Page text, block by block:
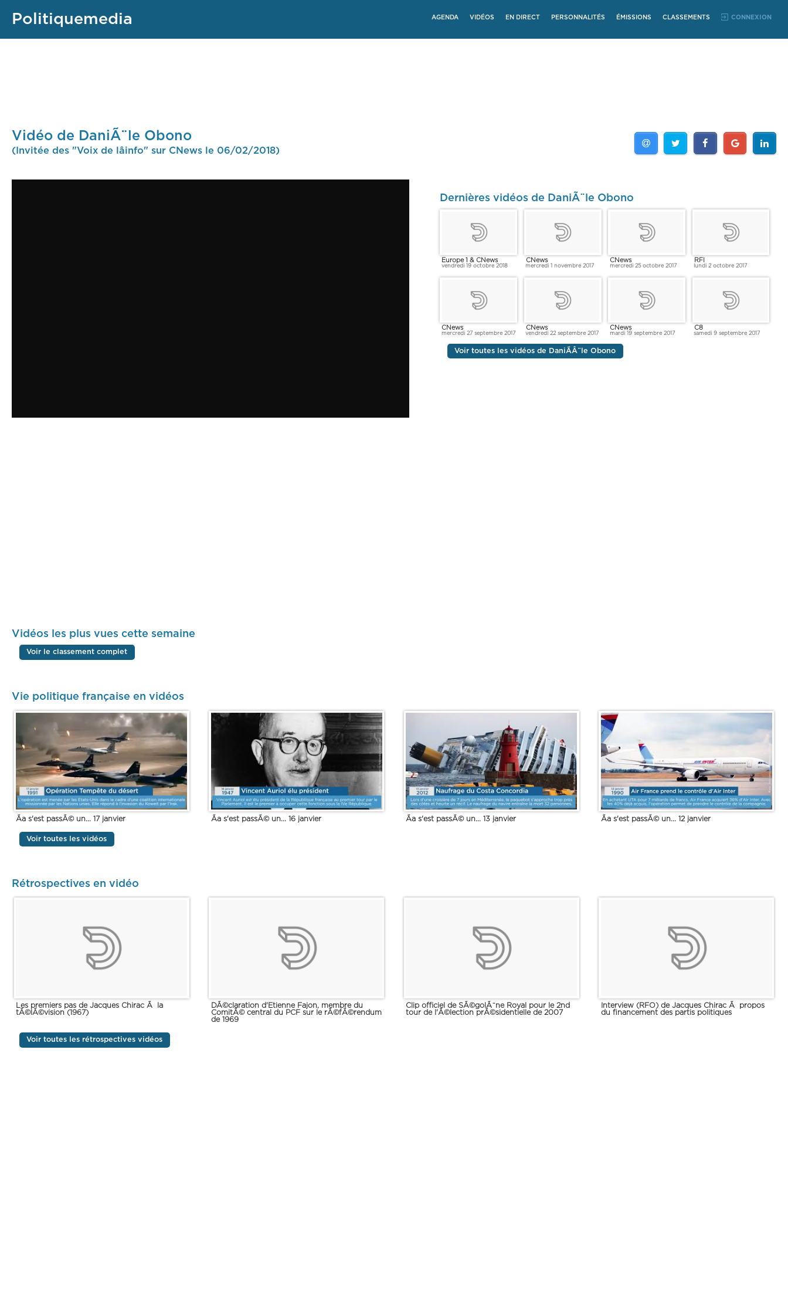
Politiquemedia AGENDA VIDÉOS EN DIRECT PERSONNALITÉS ÉMISSIONS CLASSEMENTS CONNEXION
Vidéo de DaniÃ¨le Obono
(Invitée des "Voix de lâinfo" sur CNews le 06/02/2018)
Dernières vidéos de DaniÃ¨le Obono
Europe 1 & CNews
vendredi 19 octobre 2018
CNews
mercredi 1 novembre 2017
CNews
mercredi 25 octobre 2017
RFI
lundi 2 octobre 2017
CNews
mercredi 27 septembre 2017
CNews
vendredi 22 septembre 2017
CNews
mardi 19 septembre 2017
C8
samedi 9 septembre 2017
Voir toutes les vidéos de DaniÃÂ¨le Obono
Vidéos les plus vues cette semaine
Voir le classement complet
Vie politique française en vidéos
Ãa s'est passÃ© un... 17 janvier Ãa s'est passÃ© un... 16 janvier Ãa s'est passÃ© un... 13 janvier Ãa s'est passÃ© un... 12 janvier
Voir toutes les vidéos
Rétrospectives en vidéo
Les premiers pas de Jacques Chirac Ã la
tÃ©lÃ©vision (1967)
DÃ©claration d'Etienne Fajon, membre du
ComitÃ© central du PCF sur le rÃ©fÃ©rendum
de 1969
Clip officiel de SÃ©golÃ¨ne Royal pour le 2nd
tour de l'Ã©lection prÃ©sidentielle de 2007
Interview (RFO) de Jacques Chirac Ã propos
du financement des partis politiques
Voir toutes les rétrospectives vidéos